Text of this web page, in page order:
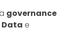
governance
Data e